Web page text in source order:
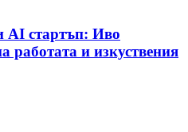
AI стартъп: Иво
работата и изкуствения